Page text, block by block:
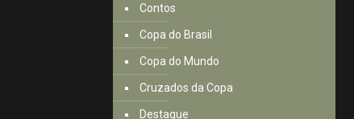
Contos
Copa do Brasil
Copa do Mundo
Cruzados da Copa
Destaque